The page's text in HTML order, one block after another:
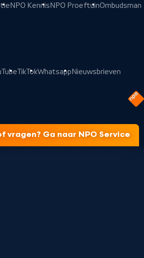
NPO Kennis NPO ProeftuinOmbudsman
TikTokWhatsapp Nieuwsbrieven
vragen? Ga naar NPO Service